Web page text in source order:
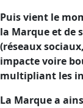
Puis vient le
la Marque et de
(réseaux
impacte voire
multipliant les
La Marque a